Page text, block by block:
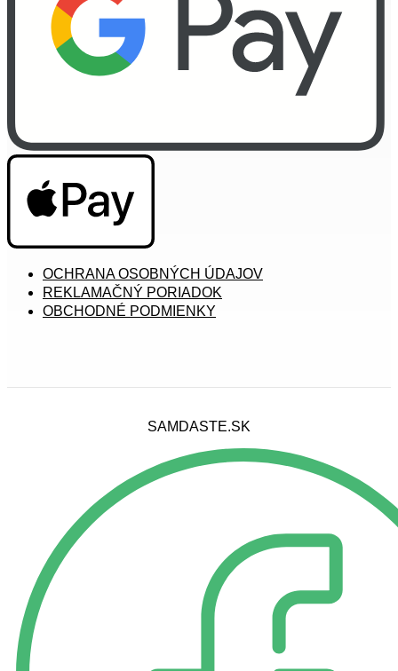
OCHRANA OSOBNÝCH ÚDAJOV
REKLAMAČNÝ PORIADOK
OBCHODNÉ PODMIENKY
SAMDASTE.SK